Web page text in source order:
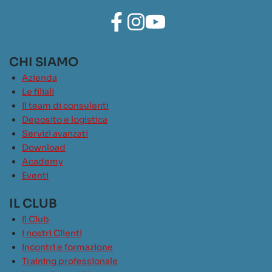
CHI SIAMO
Azienda
Le filiali
Il team di consulenti
Deposito e logistica
Servizi avanzati
Download
Academy
Eventi
IL CLUB
Il Club
I nostri Clienti
Incontri e formazione
Training professionale